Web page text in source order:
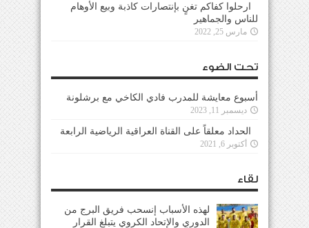
ارحلوا كفاكم تغنٍ بإنتصارات كاذبة وبيع الأوهام
للناس والجماهير
مارس 25, 2022
تحت الضوء
أسبوع معايشة للمدرب فادي الكاخي مع برشلونة
ديسمبر 11, 2023
الحداد معلقاً على القناة العراقية الرياضية الرابعة
أكتوبر 6, 2021
لقاء
لهذه الأسباب إنسحب فريق البرج من
الدوري والإتحاد الكروي يتبلغ القرار